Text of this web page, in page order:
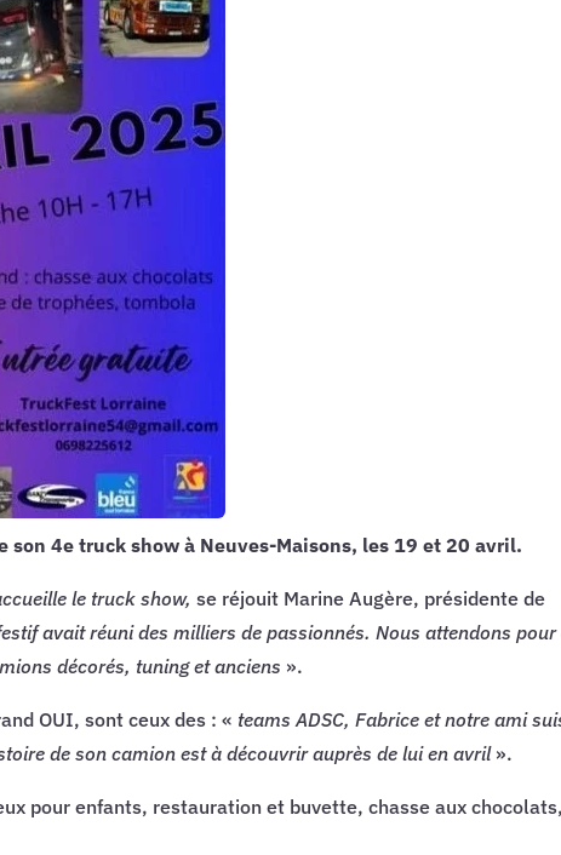
son 4e truck show à Neuves-Maisons, les 19 et 20 avril.
le truck show, se réjouit Marine Augère, présidente de
avait réuni des milliers de passionnés. Nous attendons pour
décorés, tuning et anciens ».
OUI, sont ceux des : « teams ADSC, Fabrice et notre ami
de son camion est à découvrir auprès de lui en avril ».
pour enfants, restauration et buvette, chasse aux chocolats,